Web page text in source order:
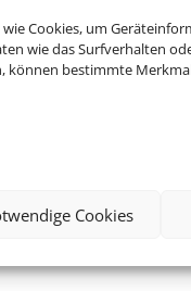
Cookies, um
wie das Surfverhalten
können bestimmte
Cookies